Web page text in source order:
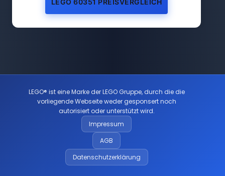
LEGO 60351 PREISVERGLEICH
LEGO® ist eine Marke der LEGO Gruppe, durch die die
vorliegende Webseite weder gesponsert noch
autorisiert oder unterstützt wird.
Impressum
AGB
Datenschutzerklärung